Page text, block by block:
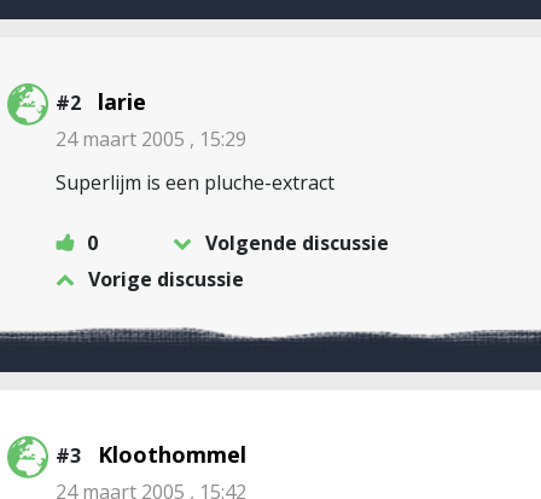
#2 larie
24 maart 2005 , 15:29
Superlijm is een pluche-extract
0
Volgende discussie
Vorige discussie
#3 Kloothommel
24 maart 2005 , 15:42